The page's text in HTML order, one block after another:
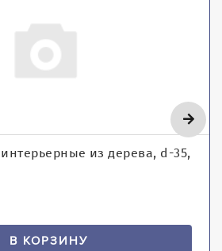
из дерева, d-35,
В КОРЗИНУ